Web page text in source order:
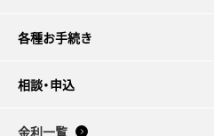
各種お手続き
相談・申込
金利一覧